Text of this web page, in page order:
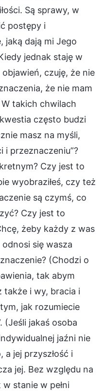
Są sprawy, w
postępy i
jaką dają mi Jego
jednak staję w
czuję, że nie
że nie mam
takich chwilach
często budzi
masz na myśli,
i przeznaczeniu”?
Czy jest to
wyobraziłeś, czy też
są czymś, co
Czy jest to
żeby każdy z was
się wasza
(Chodzi o
tak abym
także i wy, bracia i
jak rozumiecie
(Jeśli jakaś osoba
jaźni nie
jej przyszłość i
jej. Bez względu na
stanie w pełni